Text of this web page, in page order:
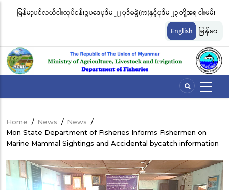
ပုဒ်မခွဲ(က)နှင့်ပုဒ်မ ၂၃ တို့အရ ငါးဖမ်း
ငါးလုပ်ငန်းဦးစီးဌာနနှင့် FFI အကြား မြန်မာနို
မျိုးကွဲများ ထိန်းသိမ်းကာကွယ်စောင့်ရှောက်ခြင်
ဆိုင်ရာ သဘောတူညီမှု မူဘောင်စာချုပ်” လက်မှ
English မြန်မာ
Breadcrumb
Home / News / News /
Mon State Department of Fisheries Informs Fishermen on
Marine Mammal Sightings and Accidental bycatch information